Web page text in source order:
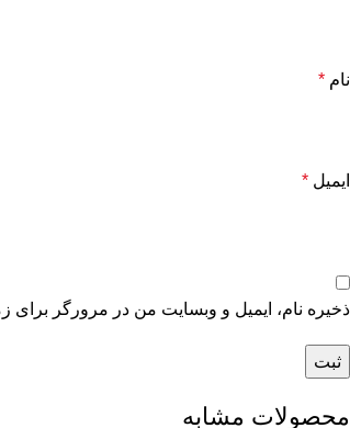
نام *
ایمیل *
ذخیره نام، ایمیل و وبسایت من در مرورگر برای
محصولات مشابه